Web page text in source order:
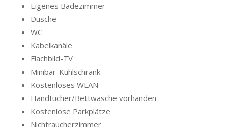
Eigenes Badezimmer
Dusche
WC
Kabelkanäle
Flachbild-TV
Minibar-Kühlschrank
Kostenloses WLAN
Handtücher/Bettwäsche vorhanden
Kostenlose Parkplätze
Nichtraucherzimmer